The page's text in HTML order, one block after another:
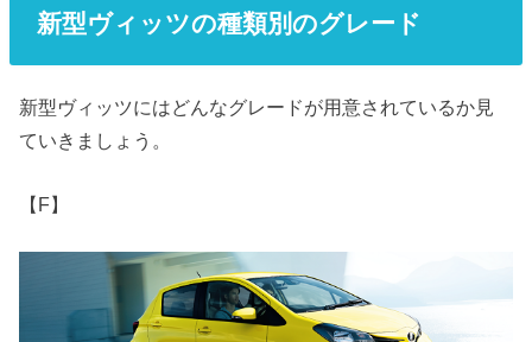
新型ヴィッツの種類別のグレード
新型ヴィッツにはどんなグレードが用意されているか見
ていきましょう。
【F】